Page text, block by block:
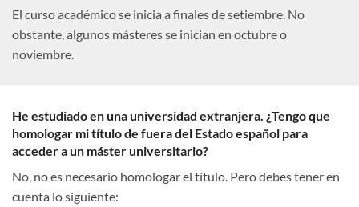
El curso académico se inicia a finales de setiembre. No
obstante, algunos másteres se inician en octubre o
noviembre.
He estudiado en una universidad extranjera. ¿Tengo que
homologar mi título de fuera del Estado español para
acceder a un máster universitario?
No, no es necesario homologar el título. Pero debes tener en
cuenta lo siguiente: